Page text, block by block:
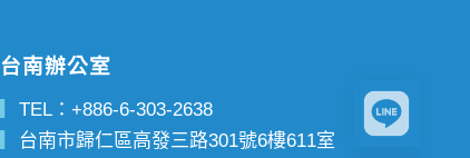
台南辦公室
▎TEL：+886-6-303-2638
台南市歸仁區高發三路301號6樓611室